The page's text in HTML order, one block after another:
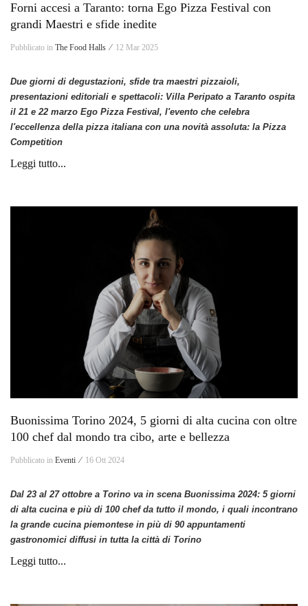
Forni accesi a Taranto: torna Ego Pizza Festival con
grandi Maestri e sfide inedite
Pubblicato in The Food Halls ⁄ 12 Mar 2025
Due giorni di degustazioni, sfide tra maestri pizzaioli,
presentazioni editoriali e spettacoli: Villa Peripato a Taranto ospita
il 21 e 22 marzo Ego Pizza Festival, l'evento che celebra
l'eccellenza della pizza italiana con una novità assoluta: la Pizza
Competition
Leggi tutto...
Buonissima Torino 2024, 5 giorni di alta cucina con oltre
100 chef dal mondo tra cibo, arte e bellezza
Pubblicato in Eventi ⁄ 16 Ott 2024
Dal 23 al 27 ottobre a Torino va in scena Buonissima 2024: 5 giorni
di alta cucina e più di 100 chef da tutto il mondo, i quali incontrano
la grande cucina piemontese in più di 90 appuntamenti
gastronomici diffusi in tutta la città di Torino
Leggi tutto...